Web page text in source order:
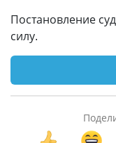
Постановление
силу.